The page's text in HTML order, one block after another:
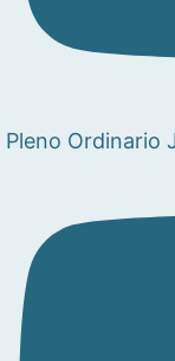
Pleno Ordinario